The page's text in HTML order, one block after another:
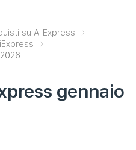
su AliExpress
gennaio